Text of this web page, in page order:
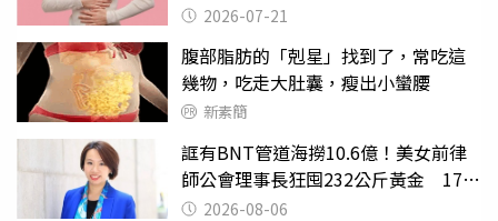
2026-07-21
腹部脂肪的「剋星」找到了，常吃這
幾物，吃走大肚囊，瘦出小蠻腰
新素簡
誆有BNT管道海撈10.6億！美女前律
師公會理事長狂囤232公斤黃金 17人
遭起訴
2026-08-06